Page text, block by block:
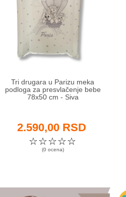
Tri drugara u Parizu meka
podloga za presvlačenje bebe
78x50 cm - Siva
2.590,00 RSD
☆
☆
☆
☆
☆
(0 ocena)